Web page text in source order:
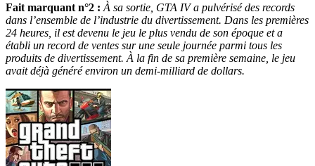
Fait marquant n°2 : À sa sortie, GTA IV a pulvérisé des records
dans l’ensemble de l’industrie du divertissement. Dans les premières
24 heures, il est devenu le jeu le plus vendu de son époque et a
établi un record de ventes sur une seule journée parmi tous les
produits de divertissement. À la fin de sa première semaine, le jeu
avait déjà généré environ un demi-milliard de dollars.